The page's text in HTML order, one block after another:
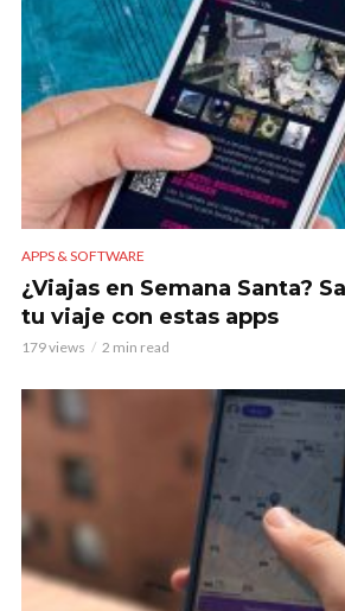
APPS & SOFTWARE
¿Viajas en Semana Santa?
tu viaje con estas apps
179 views 2 min read